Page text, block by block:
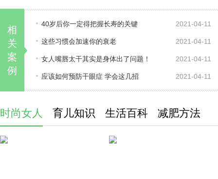
相
关
案
例
40岁后你一定得把握长寿的关键 2021-04-11
这些习惯会加速你的衰老 2021-04-11
女人嘴唇太干其实是身体出了问题！ 2021-04-11
应该如何预防干眼症 学会这几招 2021-04-11
时尚女人 育儿知识 生活百科 减肥方法